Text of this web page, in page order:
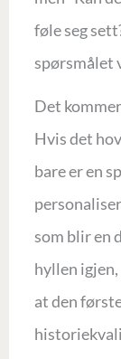
føle seg
spørsmålet
Det
Hvis det
bare er en
som blir en
hyllen
at den